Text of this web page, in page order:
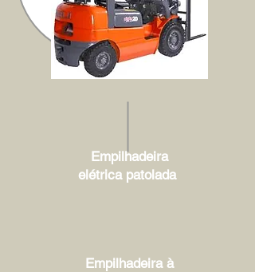
Empilhadeira
elétrica patolada
Empilhadeira à